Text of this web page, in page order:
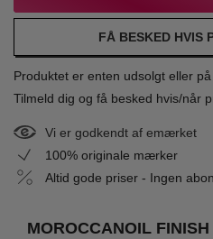
FÅ BESKED HVIS
Produktet er enten udsolgt eller
Tilmeld dig og få besked hvis/når
Vi er godkendt af emærket
100% originale mærker
Altid gode priser - Ingen
MOROCCANOIL